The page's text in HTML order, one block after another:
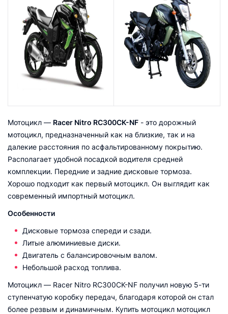
Мотоцикл — Racer Nitro RC300CK-NF - это дорожный
мотоцикл, предназначенный как на близкие, так и на
далекие расстояния по асфальтированному покрытию.
Располагает удобной посадкой водителя средней
комплекции. Передние и задние дисковые тормоза.
Хорошо подходит как первый мотоцикл. Он выглядит как
современный импортный мотоцикл.
Особенности
Дисковые тормоза спереди и сзади.
Литые алюминиевые диски.
Двигатель с балансировочным валом.
Небольшой расход топлива.
Мотоцикл — Racer Nitro RC300CK-NF получил новую 5-ти
ступенчатую коробку передач, благодаря которой он стал
более резвым и динамичным. Купить мотоцикл мотоцикл